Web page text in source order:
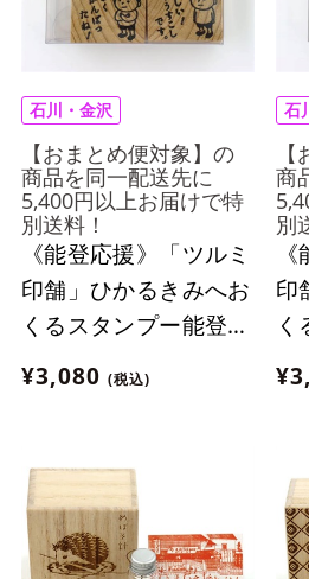
石川・金沢
【おまとめ便対象】の
商品を同一配送先に
5,400円以上お届けで特
別送料！
《能登応援》「ツルミ
印舗」ひかるきみへお
くるスタンプー能登ヒ
バ材ー【ひかるくんタ
イプ】【おまとめ便対
¥3,080 (税込)
石
商
別
印
く
バ